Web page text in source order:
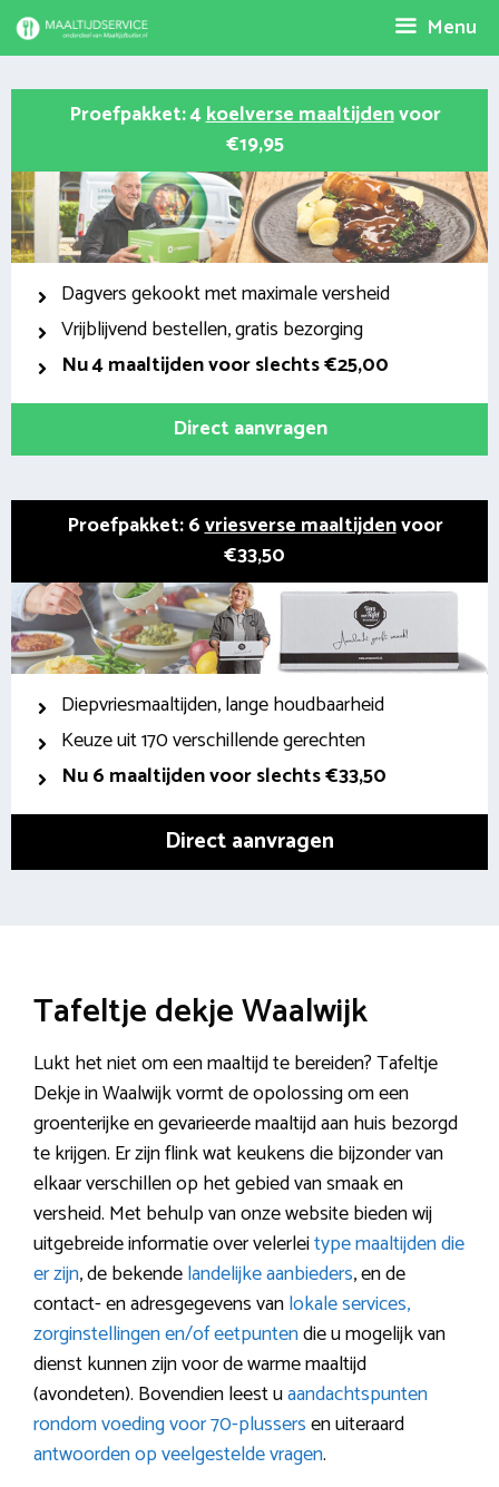
Spring
naar
Menu
Proefpakket: 4koelverse maaltijdenvoor
€19,95
Dagvers gekookt met maximale versheid
Vrijblijvend bestellen, gratis bezorging
Nu4 maaltijden voor slechts €25,00
Direct aanvragen
Proefpakket: 6vriesverse maaltijdenvoor
€33,50
Diepvriesmaaltijden, lange houdbaarheid
Keuze uit 170 verschillende gerechten
Nu 6 maaltijden voor slechts €33,50
Direct aanvragen
Tafeltje dekje Waalwijk
Lukt het niet om een maaltijd te bereiden? Tafeltje
Dekje in Waalwijk vormt de opolossing om een
groenterijke en gevarieerde maaltijd aan huis bezorgd
te krijgen. Er zijn flink wat keukens die bijzonder van
elkaar verschillen op het gebied van smaak en
versheid. Met behulp van onze website bieden wij
uitgebreide informatie over velerleitype maaltijden die
er zijn, de bekendelandelijke aanbieders, en de
contact- en adresgegevens vanlokale services,
zorginstellingen en/of eetpuntendie u mogelijk van
dienst kunnen zijn voor de warme maaltijd
(avondeten). Bovendien leest uaandachtspunten
rondom voeding voor 70-plussersen uiteraard
antwoorden op veelgestelde vragen.